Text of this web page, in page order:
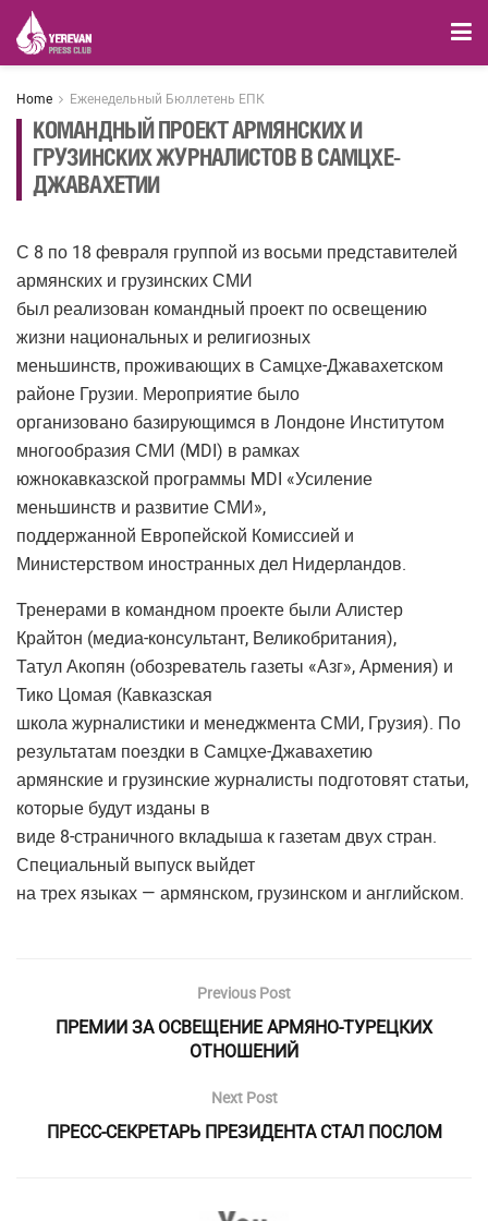
Home Еженедельный Бюллетень ЕПК
КОМАНДНЫЙ ПРОЕКТ АРМЯНСКИХ И
ГРУЗИНСКИХ ЖУРНАЛИСТОВ В САМЦХЕ-
ДЖАВАХЕТИИ
С 8 по 18 февраля группой из восьми представителей
армянских и грузинских СМИ
был реализован командный проект по освещению
жизни национальных и религиозных
меньшинств, проживающих в Самцхе-Джавахетском
районе Грузии. Мероприятие было
организовано базирующимся в Лондоне Институтом
многообразия СМИ (MDI) в рамках
южнокавказской программы MDI «Усиление
меньшинств и развитие СМИ»,
поддержанной Европейской Комиссией и
Министерством иностранных дел Нидерландов.
Тренерами в командном проекте были Алистер
Крайтон (медиа-консультант, Великобритания),
Татул Акопян (обозреватель газеты «Азг», Армения) и
Тико Цомая (Кавказская
школа журналистики и менеджмента СМИ, Грузия). По
результатам поездки в Самцхе-Джавахетию
армянские и грузинские журналисты подготовят статьи,
которые будут изданы в
виде 8-страничного вкладыша к газетам двух стран.
Специальный выпуск выйдет
на трех языках — армянском, грузинском и английском.
Previous Post
ПРЕМИИ ЗА ОСВЕЩЕНИЕ АРМЯНО-ТУРЕЦКИХ
ОТНОШЕНИЙ
Next Post
ПРЕСС-СЕКРЕТАРЬ ПРЕЗИДЕНТА СТАЛ ПОСЛОМ